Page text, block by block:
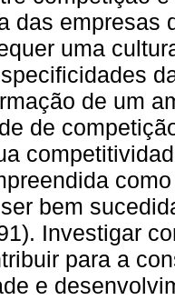
das empresas
uma
de um
de
bem
Investigar
para a
e